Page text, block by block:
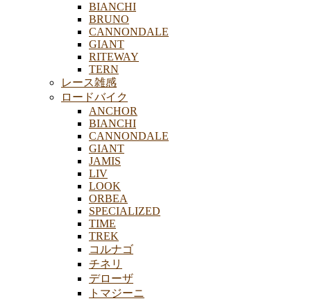
BIANCHI
BRUNO
CANNONDALE
GIANT
RITEWAY
TERN
レース雑感
ロードバイク
ANCHOR
BIANCHI
CANNONDALE
GIANT
JAMIS
LIV
LOOK
ORBEA
SPECIALIZED
TIME
TREK
コルナゴ
チネリ
デローザ
トマジーニ